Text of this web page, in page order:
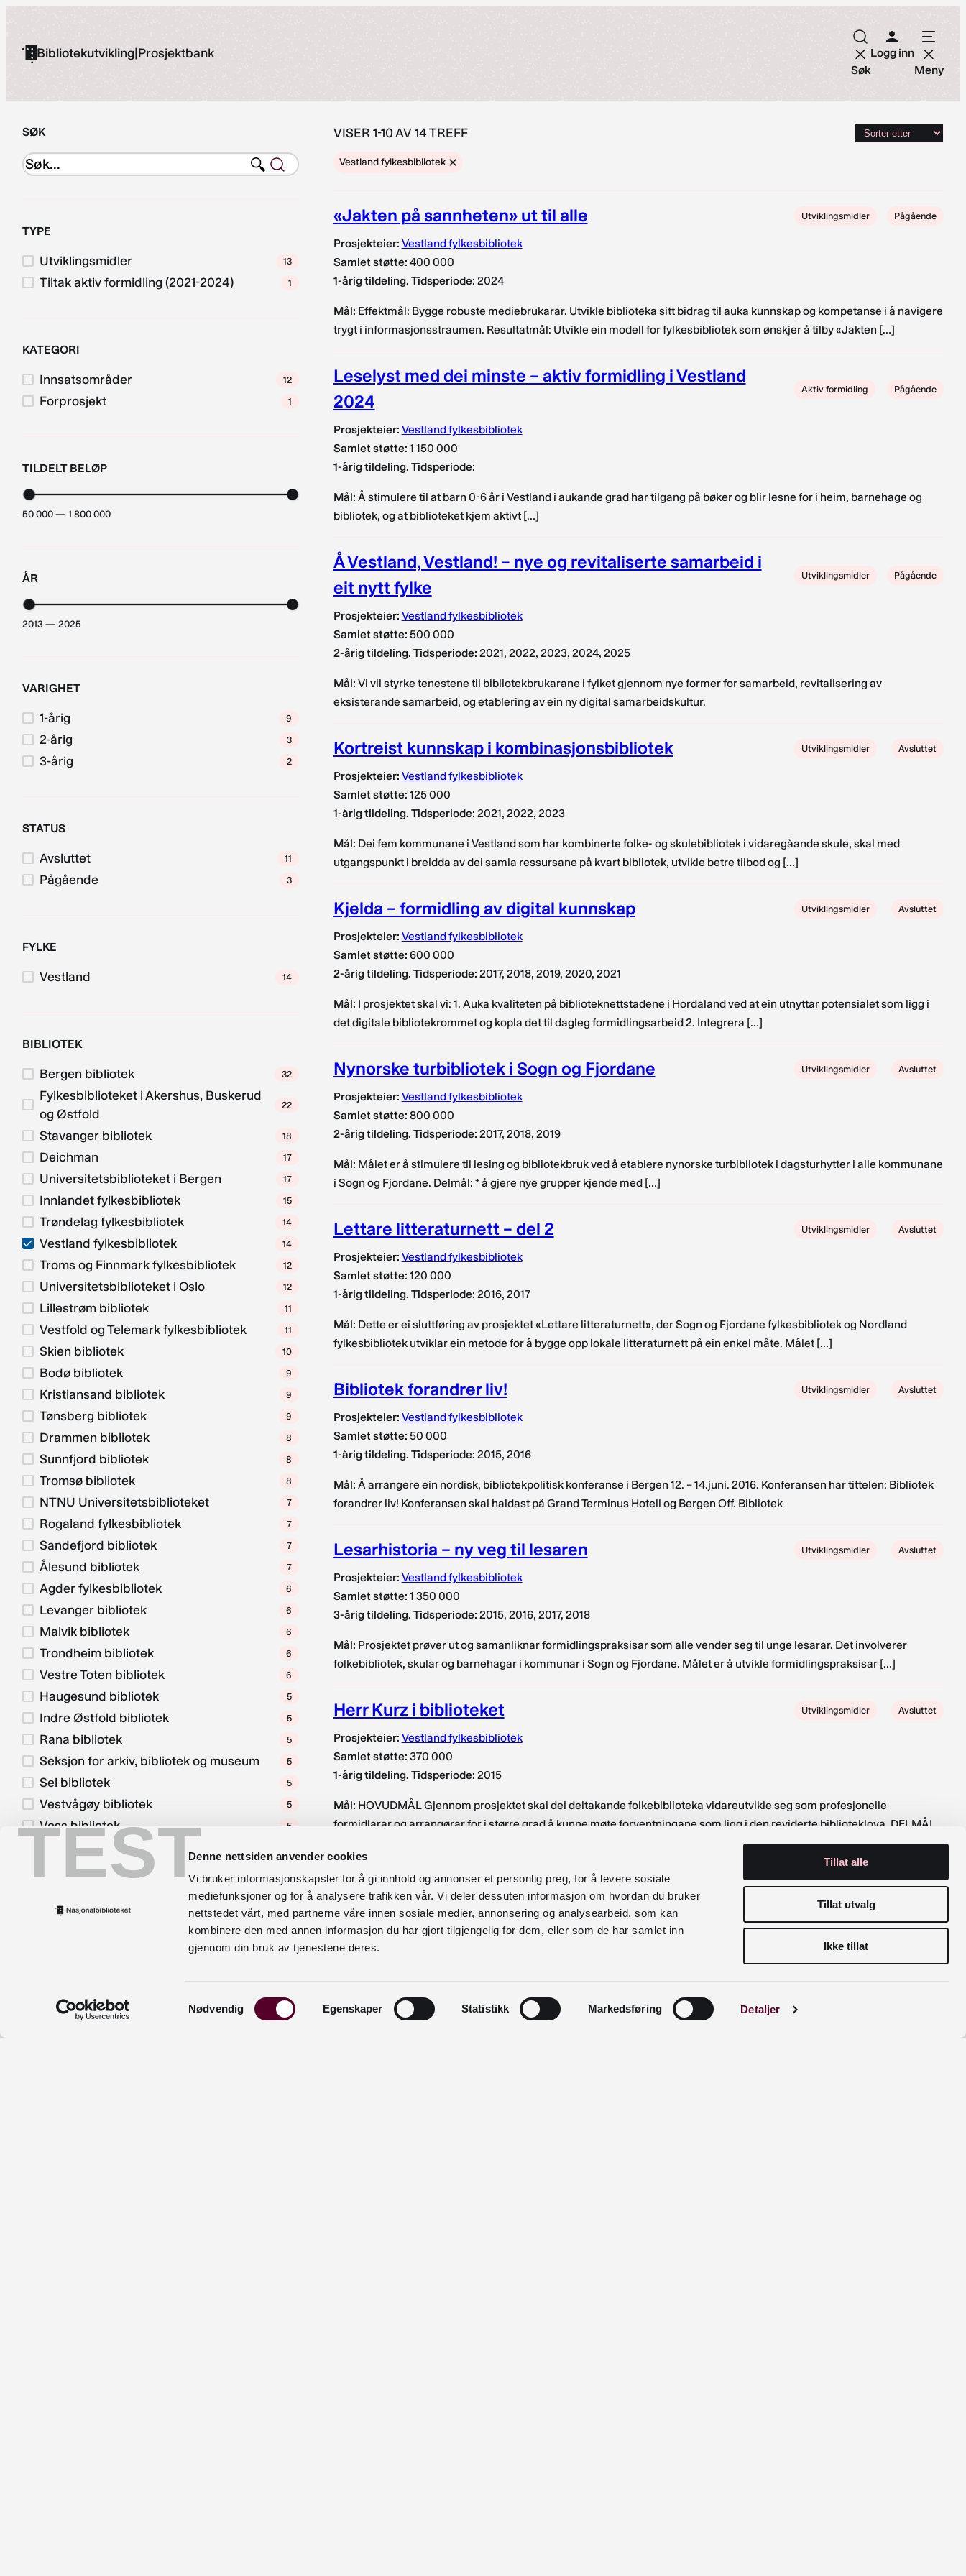
TESTDenne nettsiden anvender cookies
Vi bruker informasjonskapsler for å gi innhold og annonser et personlig preg, for å levere sosiale
mediefunksjoner og for å analysere trafikken vår. Vi deler dessuten informasjon om hvordan du bruker
nettstedet vårt, med partnerne våre innen sosiale medier, annonsering og analysearbeid, som kan
kombinere den med annen informasjon du har gjort tilgjengelig for dem, eller som de har samlet inn
gjennom din bruk av tjenestene deres.
Samtykkevalg
Nødvendig Egenskaper Statistikk Markedsføring Detaljer
Tillat alle
Tillat utvalg
Ikke tillat
innholdBibliotekutvikling|Prosjektbank
Søk
Logg inn
Meny
SØK
TYPE
Utviklingsmidler 13
Tiltak aktiv formidling (2021-2024) 1
KATEGORI
Innsatsområder 12
Forprosjekt 1
TILDELT BELØP
50 000 — 1 800 000
ÅR
2013 — 2025
VARIGHET
1-årig 9
2-årig 3
3-årig 2
STATUS
Avsluttet 11
Pågående 3
FYLKE
Vestland 14
BIBLIOTEK
Bergen bibliotek 32
Fylkesbiblioteket i Akershus, Buskerud
og Østfold
22
Stavanger bibliotek 18
Deichman 17
Universitetsbiblioteket i Bergen 17
Innlandet fylkesbibliotek 15
Trøndelag fylkesbibliotek 14
Vestland fylkesbibliotek 14
Troms og Finnmark fylkesbibliotek 12
Universitetsbiblioteket i Oslo 12
Lillestrøm bibliotek 11
Vestfold og Telemark fylkesbibliotek 11
Skien bibliotek 10
Bodø bibliotek 9
Kristiansand bibliotek 9
Tønsberg bibliotek 9
Drammen bibliotek 8
Sunnfjord bibliotek 8
Tromsø bibliotek 8
NTNU Universitetsbiblioteket 7
Rogaland fylkesbibliotek 7
Sandefjord bibliotek 7
Ålesund bibliotek 7
Agder fylkesbibliotek 6
Levanger bibliotek 6
Malvik bibliotek 6
Trondheim bibliotek 6
Vestre Toten bibliotek 6
Haugesund bibliotek 5
Indre Østfold bibliotek 5
Rana bibliotek 5
Seksjon for arkiv, bibliotek og museum 5
Sel bibliotek 5
Vestvågøy bibliotek 5
Voss bibliotek 5
Østre Toten bibliotek
Asker bibliotek
4
Fredrikstad bibliotek 4
4
4
Hurdal bibliotek 4
Lillehammer bibliotek 4
VISER 1-10 AV 14 TREFF
Vestland fylkesbibliotek
«Jakten på sannheten» ut til alle Utviklingsmidler Pågående
Prosjekteier: Vestland fylkesbibliotek
Samlet støtte: 400 000
1-årig tildeling. Tidsperiode: 2024
Mål: Effektmål: Bygge robuste mediebrukarar. Utvikle biblioteka sitt bidrag til auka kunnskap og kompetanse i å navigere
trygt i informasjonsstraumen. Resultatmål: Utvikle ein modell for fylkesbibliotek som ønskjer å tilby «Jakten […]
Leselyst med dei minste – aktiv formidling i Vestland
2024
Aktiv formidling Pågående
Prosjekteier: Vestland fylkesbibliotek
Samlet støtte: 1 150 000
1-årig tildeling. Tidsperiode:
Mål: Å stimulere til at barn 0-6 år i Vestland i aukande grad har tilgang på bøker og blir lesne for i heim, barnehage og
bibliotek, og at biblioteket kjem aktivt […]
Å Vestland, Vestland! – nye og revitaliserte samarbeid i
eit nytt fylke
Utviklingsmidler Pågående
Prosjekteier: Vestland fylkesbibliotek
Samlet støtte: 500 000
2-årig tildeling. Tidsperiode: 2021, 2022, 2023, 2024, 2025
Mål: Vi vil styrke tenestene til bibliotekbrukarane i fylket gjennom nye former for samarbeid, revitalisering av
eksisterande samarbeid, og etablering av ein ny digital samarbeidskultur.
Kortreist kunnskap i kombinasjonsbibliotek Utviklingsmidler Avsluttet
Prosjekteier: Vestland fylkesbibliotek
Samlet støtte: 125 000
1-årig tildeling. Tidsperiode: 2021, 2022, 2023
Mål: Dei fem kommunane i Vestland som har kombinerte folke- og skulebibliotek i vidaregåande skule, skal med
utgangspunkt i breidda av dei samla ressursane på kvart bibliotek, utvikle betre tilbod og […]
Kjelda – formidling av digital kunnskap Utviklingsmidler Avsluttet
Prosjekteier: Vestland fylkesbibliotek
Samlet støtte: 600 000
2-årig tildeling. Tidsperiode: 2017, 2018, 2019, 2020, 2021
Mål: I prosjektet skal vi: 1. Auka kvaliteten på biblioteknettstadene i Hordaland ved at ein utnyttar potensialet som ligg i
det digitale bibliotekrommet og kopla det til dagleg formidlingsarbeid 2. Integrera […]
Nynorske turbibliotek i Sogn og Fjordane Utviklingsmidler Avsluttet
Prosjekteier: Vestland fylkesbibliotek
Samlet støtte: 800 000
2-årig tildeling. Tidsperiode: 2017, 2018, 2019
Mål: Målet er å stimulere til lesing og bibliotekbruk ved å etablere nynorske turbibliotek i dagsturhytter i alle kommunane
i Sogn og Fjordane. Delmål: * å gjere nye grupper kjende med […]
Lettare litteraturnett – del 2 Utviklingsmidler Avsluttet
Prosjekteier: Vestland fylkesbibliotek
Samlet støtte: 120 000
1-årig tildeling. Tidsperiode: 2016, 2017
Mål: Dette er ei sluttføring av prosjektet «Lettare litteraturnett», der Sogn og Fjordane fylkesbibliotek og Nordland
fylkesbibliotek utviklar ein metode for å bygge opp lokale litteraturnett på ein enkel måte. Målet […]
Bibliotek forandrer liv! Utviklingsmidler Avsluttet
Prosjekteier: Vestland fylkesbibliotek
Samlet støtte: 50 000
1-årig tildeling. Tidsperiode: 2015, 2016
Mål: Å arrangere ein nordisk, bibliotekpolitisk konferanse i Bergen 12. – 14.juni. 2016. Konferansen har tittelen: Bibliotek
forandrer liv! Konferansen skal haldast på Grand Terminus Hotell og Bergen Off. Bibliotek
Lesarhistoria – ny veg til lesaren Utviklingsmidler Avsluttet
Prosjekteier: Vestland fylkesbibliotek
Samlet støtte: 1 350 000
3-årig tildeling. Tidsperiode: 2015, 2016, 2017, 2018
Mål: Prosjektet prøver ut og samanliknar formidlingspraksisar som alle vender seg til unge lesarar. Det involverer
folkebibliotek, skular og barnehagar i kommunar i Sogn og Fjordane. Målet er å utvikle formidlingspraksisar […]
Herr Kurz i biblioteket Utviklingsmidler Avsluttet
Prosjekteier: Vestland fylkesbibliotek
Samlet støtte: 370 000
1-årig tildeling. Tidsperiode: 2015
Mål: HOVUDMÅL Gjennom prosjektet skal dei deltakande folkebiblioteka vidareutvikle seg som profesjonelle
formidlarar og arrangørar for i større grad å kunne møte forventningane som ligg i den reviderte biblioteklova. DELMÅL
2 Neste
Neste
side